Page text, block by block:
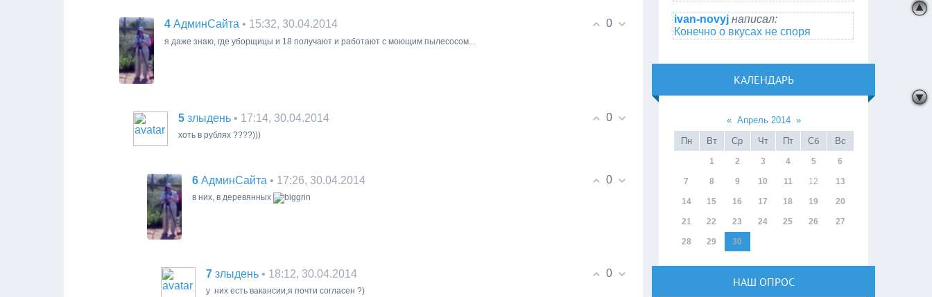
0
4 АдминСайта • 15:32, 30.04.2014
я даже знаю, где уборщицы и 18 получают и работают с моющим пылесосом...
0
5 злыдень • 17:14, 30.04.2014
хоть в рублях ????)))
0
6 АдминСайта • 17:26, 30.04.2014
в них, в деревянных
0
7 злыдень • 18:12, 30.04.2014
у них есть вакансии,я почти согласен ?)
ivan-novyj написал:
Конечно о вкусах не споря
КАЛЕНДАРЬ
« Апрель 2014 »
Пн
Вт Ср Чт Пт Сб Вс
1 2 3 4 5 6
7 8 9 10 11 12 13
14 15 16 17 18 19 20
21 22 23 24 25 26 27
28 29 30
НАШ ОПРОС